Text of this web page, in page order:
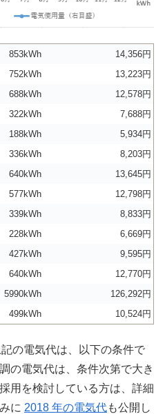
853kWh
14,356円
752kWh
13,223円
688kWh
12,578円
322kWh
7,688円
188kWh
5,934円
336kWh
8,203円
640kWh
13,645円
577kWh
12,798円
339kWh
8,833円
228kWh
6,669円
427kWh
9,595円
640kWh
12,770円
5990kWh
126,292円
499kWh 10,524円
の電気代は、以下の条件で
の電気代は、条件次第で大き
用を検討している方は、詳細
に 2018 年の電気代も公開し